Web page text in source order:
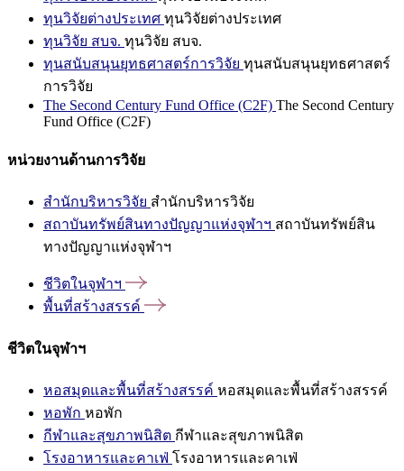
ทุนวิจัยต่างประเทศ ทุนวิจัยต่างประเทศ
ทุนวิจัย สบจ. ทุนวิจัย สบจ.
ทุนสนับสนุนยุทธศาสตร์การวิจัย ทุนสนับสนุนยุทธศาสตร์
การวิจัย
The Second Century Fund Office (C2F) The Second Century
Fund Office (C2F)
หน่วยงานด้านการวิจัย
สำนักบริหารวิจัย สำนักบริหารวิจัย
สถาบันทรัพย์สินทางปัญญาแห่งจุฬาฯ สถาบันทรัพย์สิน
ทางปัญญาแห่งจุฬาฯ
ชีวิตในจุฬาฯ
พื้นที่สร้างสรรค์
ชีวิตในจุฬาฯ
หอสมุดและพื้นที่สร้างสรรค์ หอสมุดและพื้นที่สร้างสรรค์
หอพัก หอพัก
กีฬาและสุขภาพนิสิต กีฬาและสุขภาพนิสิต
โรงอาหารและคาเฟ่ โรงอาหารและคาเฟ่